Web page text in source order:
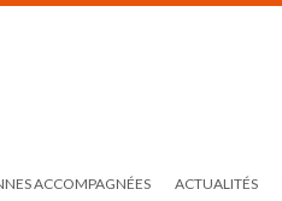
ACCOMPAGNÉES ACTUALITÉS